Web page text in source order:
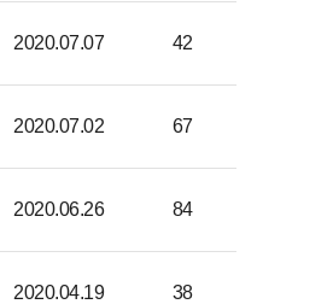
2020.07.07 42
2020.07.02 67
2020.06.26 84
2020.04.19 38